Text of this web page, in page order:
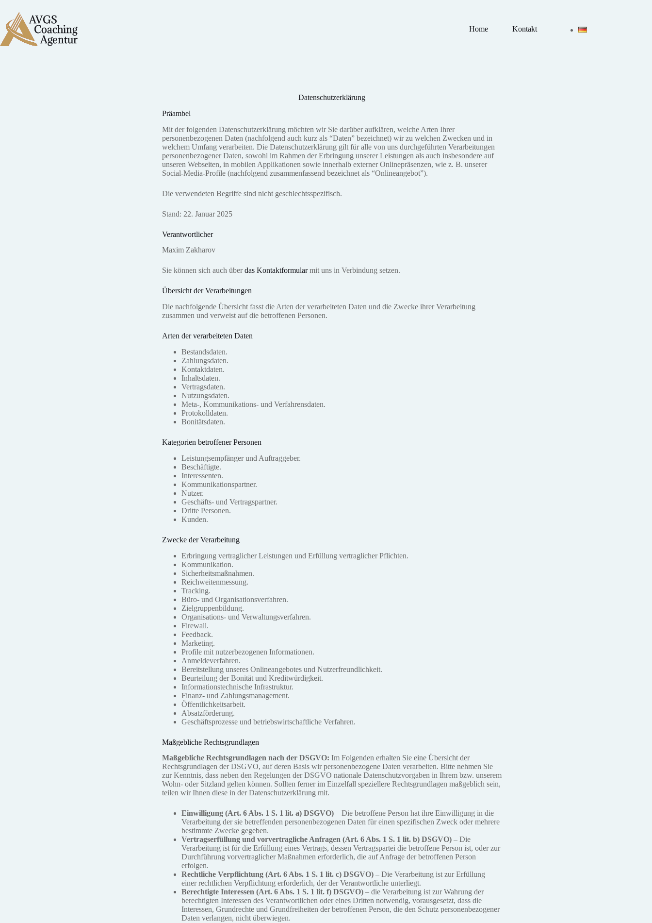
springen AVGS
Coaching
Agentur
Home Kontakt
Datenschutzerklärung
Präambel
Mit der folgenden Datenschutzerklärung möchten wir Sie darüber aufklären, welche Arten Ihrer
personenbezogenen Daten (nachfolgend auch kurz als “Daten” bezeichnet) wir zu welchen Zwecken und in
welchem Umfang verarbeiten. Die Datenschutzerklärung gilt für alle von uns durchgeführten Verarbeitungen
personenbezogener Daten, sowohl im Rahmen der Erbringung unserer Leistungen als auch insbesondere auf
unseren Webseiten, in mobilen Applikationen sowie innerhalb externer Onlinepräsenzen, wie z. B. unserer
Social-Media-Profile (nachfolgend zusammenfassend bezeichnet als “Onlineangebot”).
Die verwendeten Begriffe sind nicht geschlechtsspezifisch.
Stand: 22. Januar 2025
Verantwortlicher
Maxim Zakharov
Sie können sich auch überdas Kontaktformularmit uns in Verbindung setzen.
Übersicht der Verarbeitungen
Die nachfolgende Übersicht fasst die Arten der verarbeiteten Daten und die Zwecke ihrer Verarbeitung
zusammen und verweist auf die betroffenen Personen.
Arten der verarbeiteten Daten
Bestandsdaten.
Zahlungsdaten.
Kontaktdaten.
Inhaltsdaten.
Vertragsdaten.
Nutzungsdaten.
Meta‑, Kommunikations- und Verfahrensdaten.
Protokolldaten.
Bonitätsdaten.
Kategorien betroffener Personen
Leistungsempfänger und Auftraggeber.
Beschäftigte.
Interessenten.
Kommunikationspartner.
Nutzer.
Geschäfts- und Vertragspartner.
Dritte Personen.
Kunden.
Zwecke der Verarbeitung
Erbringung vertraglicher Leistungen und Erfüllung vertraglicher Pflichten.
Kommunikation.
Sicherheitsmaßnahmen.
Reichweitenmessung.
Tracking.
Büro- und Organisationsverfahren.
Zielgruppenbildung.
Organisations- und Verwaltungsverfahren.
Firewall.
Feedback.
Marketing.
Profile mit nutzerbezogenen Informationen.
Anmeldeverfahren.
Bereitstellung unseres Onlineangebotes und Nutzerfreundlichkeit.
Beurteilung der Bonität und Kreditwürdigkeit.
Informationstechnische Infrastruktur.
Finanz- und Zahlungsmanagement.
Öffentlichkeitsarbeit.
Absatzförderung.
Geschäftsprozesse und betriebswirtschaftliche Verfahren.
Maßgebliche Rechtsgrundlagen
Maßgebliche Rechtsgrundlagen nach der DSGVO: Im Folgenden erhalten Sie eine Übersicht der
Rechtsgrundlagen der DSGVO, auf deren Basis wir personenbezogene Daten verarbeiten. Bitte nehmen Sie
zur Kenntnis, dass neben den Regelungen der DSGVO nationale Datenschutzvorgaben in Ihrem bzw. unserem
Wohn- oder Sitzland gelten können. Sollten ferner im Einzelfall speziellere Rechtsgrundlagen maßgeblich sein,
teilen wir Ihnen diese in der Datenschutzerklärung mit.
Einwilligung (Art. 6 Abs. 1 S. 1 lit. a) DSGVO) – Die betroffene Person hat ihre Einwilligung in die
Verarbeitung der sie betreffenden personenbezogenen Daten für einen spezifischen Zweck oder mehrere
bestimmte Zwecke gegeben.
Vertragserfüllung und vorvertragliche Anfragen (Art. 6 Abs. 1 S. 1 lit. b) DSGVO) – Die
Verarbeitung ist für die Erfüllung eines Vertrags, dessen Vertragspartei die betroffene Person ist, oder zur
Durchführung vorvertraglicher Maßnahmen erforderlich, die auf Anfrage der betroffenen Person
erfolgen.
Rechtliche Verpflichtung (Art. 6 Abs. 1 S. 1 lit. c) DSGVO) – Die Verarbeitung ist zur Erfüllung
einer rechtlichen Verpflichtung erforderlich, der der Verantwortliche unterliegt.
Berechtigte Interessen (Art. 6 Abs. 1 S. 1 lit. f) DSGVO) – die Verarbeitung ist zur Wahrung der
berechtigten Interessen des Verantwortlichen oder eines Dritten notwendig, vorausgesetzt, dass die
Interessen, Grundrechte und Grundfreiheiten der betroffenen Person, die den Schutz personenbezogener
Daten verlangen, nicht überwiegen.